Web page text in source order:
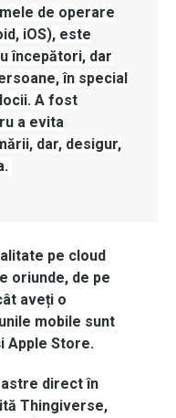
de operare
iOS), este
începători, dar
,în special
. A fost
a evita
, dar, desigur,
.
pe cloud
oriunde, de pe
aveți o
mobile sunt
Apple Store.
direct în
Thingiverse,